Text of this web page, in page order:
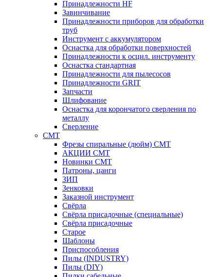
Принадлежности HF
Завинчивание
Принадлежности приборов для обработки
труб
Инструмент с аккумулятором
Оснастка для обработки поверхностей
Принадлежности к осцил. инструменту
Оснастка стандартная
Принадлежности для пылесосов
Принадлежности GRIT
Запчасти
Шлифование
Оснастка для корончатого сверления по
металлу
Сверление
CMT
Фрезы спиральные (дюйм) СМТ
АКЦИИ СМТ
Новинки CMT
Патроны, цанги
ЗИП
Зенковки
Заказной инструмент
Свёрла
Свёрла присадочные (специальные)
Свёрла присадочные
Старое
Шаблоны
Приспособления
Пилы (INDUSTRY)
Пилы (DIY)